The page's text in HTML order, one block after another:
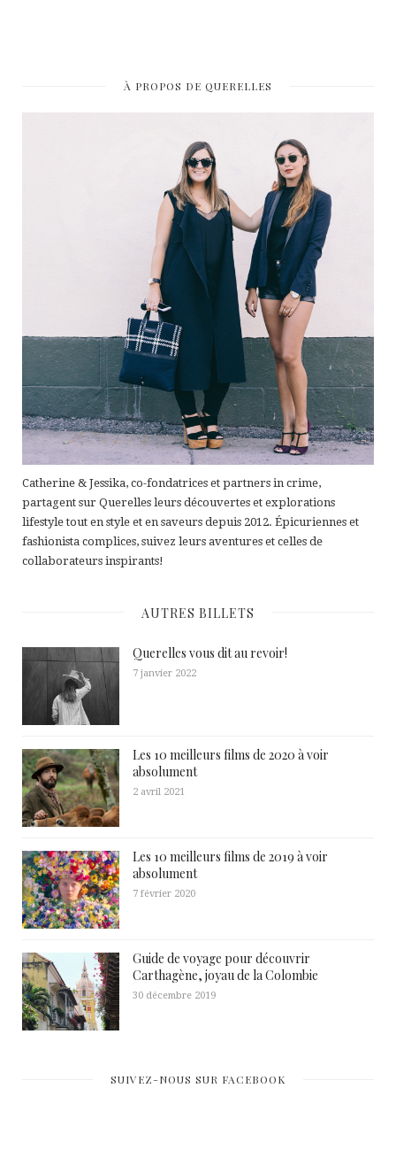
À PROPOS DE QUERELLES
Catherine & Jessika, co-fondatrices et partners in crime,
partagent sur Querelles leurs découvertes et explorations
lifestyle tout en style et en saveurs depuis 2012. Épicuriennes et
fashionista complices, suivez leurs aventures et celles de
collaborateurs inspirants!
AUTRES BILLETS
Querelles vous dit au revoir!
7 janvier 2022
Les 10 meilleurs films de 2020 à voir
absolument
2 avril 2021
Les 10 meilleurs films de 2019 à voir
absolument
7 février 2020
Guide de voyage pour découvrir
Carthagène, joyau de la Colombie
30 décembre 2019
SUIVEZ-NOUS SUR FACEBOOK